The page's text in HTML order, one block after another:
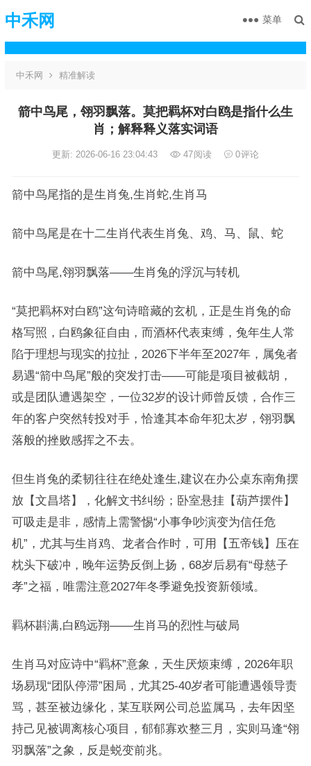
中禾网 菜单
中禾网 精准解读
箭中鸟尾，翎羽飘落。莫把羁杯对白鸥是指什么生
肖；解释释义落实词语
更新: 2026-06-16 23:04:43 47阅读 0评论
箭中鸟尾指的是生肖兔,生肖蛇,生肖马
箭中鸟尾是在十二生肖代表生肖兔、鸡、马、鼠、蛇
箭中鸟尾,翎羽飘落——生肖兔的浮沉与转机
“莫把羁杯对白鸥”这句诗暗藏的玄机，正是生肖兔的命
格写照，白鸥象征自由，而酒杯代表束缚，兔年生人常
陷于理想与现实的拉扯，2026下半年至2027年，属兔者
易遇“箭中鸟尾”般的突发打击——可能是项目被截胡，
或是团队遭遇架空，一位32岁的设计师曾反馈，合作三
年的客户突然转投对手，恰逢其本命年犯太岁，翎羽飘
落般的挫败感挥之不去。
但生肖兔的柔韧往往在绝处逢生,建议在办公桌东南角摆
放【文昌塔】，化解文书纠纷；卧室悬挂【葫芦摆件】
可吸走是非，感情上需警惕“小事争吵演变为信任危
机”，尤其与生肖鸡、龙者合作时，可用【五帝钱】压在
枕头下破冲，晚年运势反倒上扬，68岁后易有“母慈子
孝”之福，唯需注意2027年冬季避免投资新领域。
羁杯斟满,白鸥远翔——生肖马的烈性与破局
生肖马对应诗中“羁杯”意象，天生厌烦束缚，2026年职
场易现“团队停滞”困局，尤其25-40岁者可能遭遇领导责
骂，甚至被边缘化，某互联网公司总监属马，去年因坚
持己见被调离核心项目，郁郁寡欢整三月，实则马逢“翎
羽飘落”之象，反是蜕变前兆。